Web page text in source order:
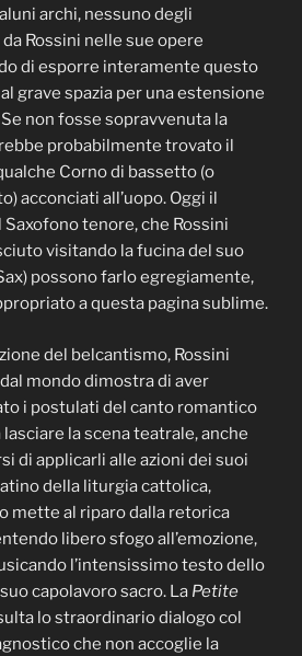
archi, nessuno degli
Rossini nelle sue opere
di esporre interamente questo
grave spazia per una estensione
non fosse sopravvenuta la
probabilmente trovato il
Corno di bassetto (o
acconciati all’uopo. Oggi il
tenore, che Rossini
visitando la fucina del suo
possono farlo egregiamente,
a questa pagina sublime.
del belcantismo, Rossini
mondo dimostra di aver
i postulati del canto romantico
lasciare la scena teatrale, anche
di applicarli alle azioni dei suoi
della liturgia cattolica,
mette al riparo dalla retorica
libero sfogo all’emozione,
l’intensissimo testo dello
suo capolavoro sacro. La Petite
lo straordinario dialogo col
che non accoglie la